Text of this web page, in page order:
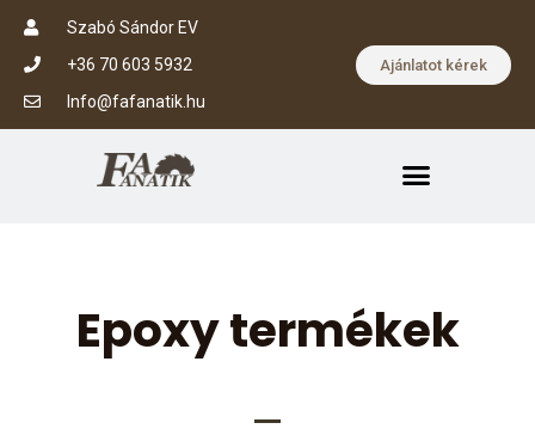
Szabó Sándor EV
+36 70 603 5932
Info@fafanatik.hu
Ajánlatot kérek
Epoxy termékek